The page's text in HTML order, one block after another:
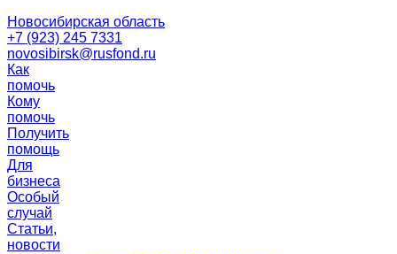
Новосибирская область
+7 (923) 245 7331
novosibirsk@rusfond.ru
Как
помочь
Кому
помочь
Получить
помощь
Для
бизнеса
Особый
случай
Статьи,
новости